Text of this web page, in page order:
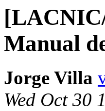
Manual
Jorge Villa
Wed Oct 30